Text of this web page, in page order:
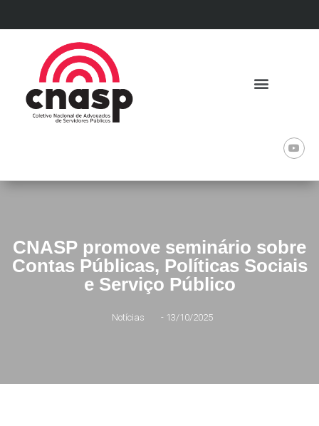
CNASP promove seminário sobre
Contas Públicas, Políticas Sociais
e Serviço Público
Notícias - 13/10/2025